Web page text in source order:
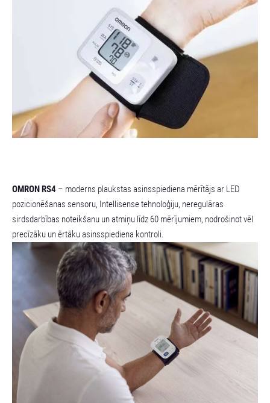
OMRON RS4 – moderns plaukstas asinsspiediena mērītājs ar LED
pozicionēšanas sensoru, Intellisense tehnoloģiju, neregulāras
sirdsdarbības noteikšanu un atmiņu līdz 60 mērījumiem, nodrošinot vēl
precīzāku un ērtāku asinsspiediena kontroli.